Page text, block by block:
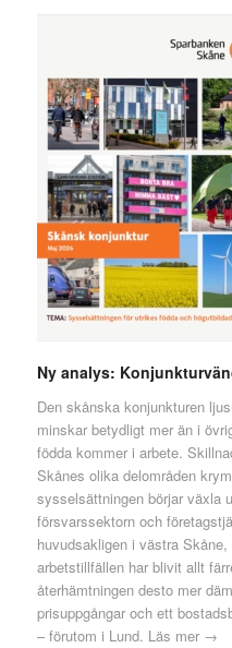
Ny analys:
Den skånska konjunkturen
minskar betydligt mer än i
födda kommer i arbete.
Skånes olika delområden
sysselsättningen börjar växla
försvarssektorn och
huvudsakligen i västra
arbetstillfällen har blivit allt
återhämtningen desto mer
prisuppgångar och ett
– förutom i Lund. Läs mer →